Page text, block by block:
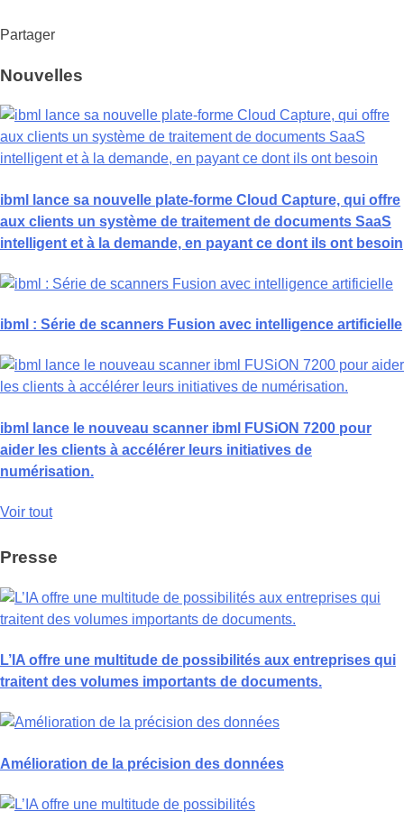
Partager
Nouvelles
ibml lance sa nouvelle plate-forme Cloud Capture, qui offre
aux clients un système de traitement de documents SaaS
intelligent et à la demande, en payant ce dont ils ont besoin
ibml : Série de scanners Fusion avec intelligence artificielle
ibml lance le nouveau scanner ibml FUSiON 7200 pour
aider les clients à accélérer leurs initiatives de
numérisation.
Voir tout
Presse
L’IA offre une multitude de possibilités aux entreprises qui
traitent des volumes importants de documents.
Amélioration de la précision des données